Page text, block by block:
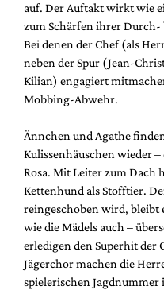
auf. Der Auftakt wirkt wie
zum Schärfen ihrer Durch-
Bei denen der Chef (als
neben der Spur (Jean-
Kilian) engagiert
Mobbing-Abwehr.
Ännchen und Agathe
Kulissenhäuschen wieder
Rosa. Mit Leiter zum Dach
Kettenhund als Stofftier.
reingeschoben wird, bleibt
wie die Mädels auch –
erledigen den Superhit der
Jägerchor machen die
spielerischen